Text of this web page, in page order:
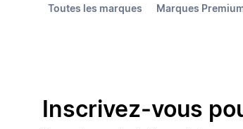
Toutes les marques Marques
Inscrivez-vous